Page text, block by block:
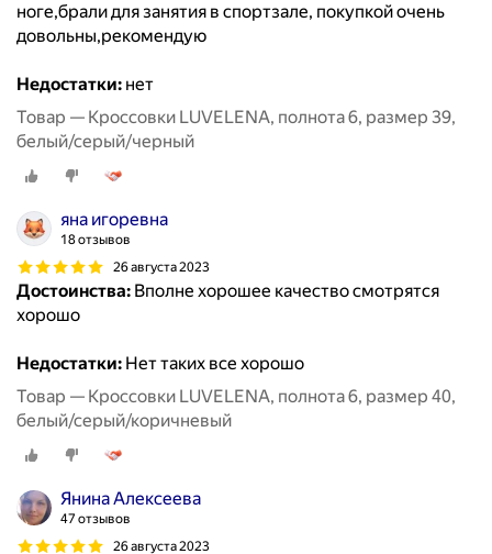
ноге,брали для занятия в спортзале, покупкой очень
довольны,рекомендую
Недостатки: нет
Товар — Кроссовки LUVELENA, полнота 6, размер 39,
белый/серый/черный
яна игоревна
18 отзывов
26 августа 2023
Достоинства: Вполне хорошее качество смотрятся
хорошо
Недостатки: Нет таких все хорошо
Товар — Кроссовки LUVELENA, полнота 6, размер 40,
белый/серый/коричневый
Янина Алексеева
47 отзывов
26 августа 2023